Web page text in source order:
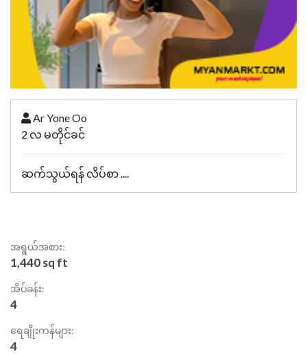
Ar Yone Oo
2 လ မတိုင်ခင်
ဆက်သွယ်ရန် လိပ်စာ ....
အရွယ်အစား:
1,440 sq ft
အိပ်ခန်း:
4
ရေချိုးကန်များ:
4